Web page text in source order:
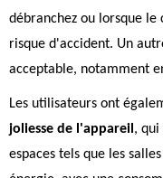
débranchez ou lorsque
risque d'accident. Un
acceptable, notamment
Les utilisateurs ont
joliesse de l'appareil , qui
espaces tels que les